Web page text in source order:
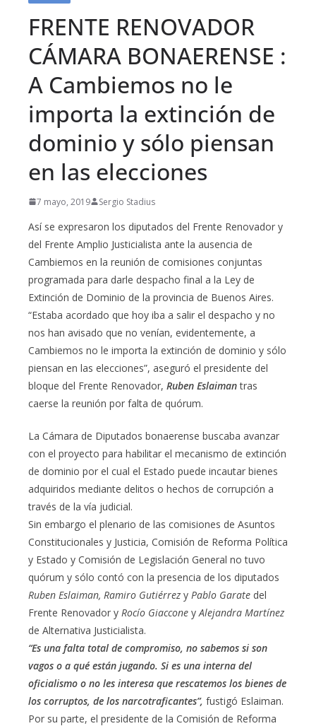
FRENTE RENOVADOR
CÁMARA BONAERENSE :
A Cambiemos no le
importa la extinción de
dominio y sólo piensan
en las elecciones
7 mayo, 2019 Sergio Stadius
Así se expresaron los diputados del Frente Renovador y
del Frente Amplio Justicialista ante la ausencia de
Cambiemos en la reunión de comisiones conjuntas
programada para darle despacho final a la Ley de
Extinción de Dominio de la provincia de Buenos Aires.
“Estaba acordado que hoy iba a salir el despacho y no
nos han avisado que no venían, evidentemente, a
Cambiemos no le importa la extinción de dominio y sólo
piensan en las elecciones”, aseguró el presidente del
bloque del Frente Renovador, Ruben Eslaimantras
caerse la reunión por falta de quórum.
La Cámara de Diputados bonaerense buscaba avanzar
con el proyecto para habilitar el mecanismo de extinción
de dominio por el cual el Estado puede incautar bienes
adquiridos mediante delitos o hechos de corrupción a
través de la vía judicial.
Sin embargo el plenario de las comisiones de Asuntos
Constitucionales y Justicia, Comisión de Reforma Política
y Estado y Comisión de Legislación General no tuvo
quórum y sólo contó con la presencia de los diputados
Ruben Eslaiman, Ramiro Gutiérrez y Pablo Garate del
Frente Renovador y Rocío Giaccone y Alejandra Martínez
de Alternativa Justicialista.
“Es una falta total de compromiso, no sabemos si son
vagos o a qué están jugando. Si es una interna del
oficialismo o no les interesa que rescatemos los bienes de
los corruptos, de los narcotraficantes”, fustigó Eslaiman.
Por su parte, el presidente de la Comisión de Reforma